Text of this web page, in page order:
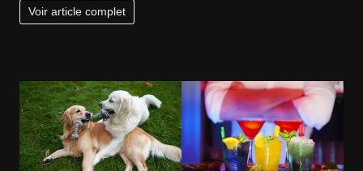
Voir article complet